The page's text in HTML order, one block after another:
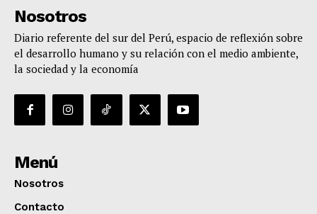
Nosotros
Diario referente del sur del Perú, espacio de reflexión sobre
el desarrollo humano y su relación con el medio ambiente,
la sociedad y la economía
Menú
Nosotros
Contacto